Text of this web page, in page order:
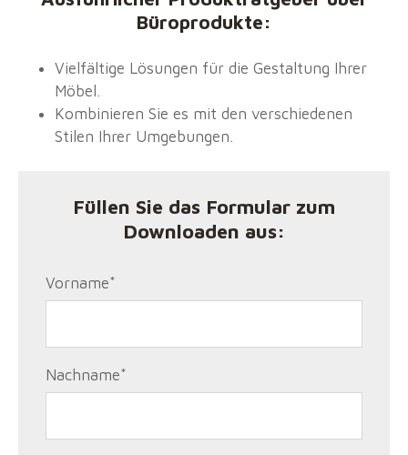
Büroprodukte:
Vielfältige Lösungen für die Gestaltung Ihrer
Möbel.
Kombinieren Sie es mit den verschiedenen
Stilen Ihrer Umgebungen.
Füllen Sie das Formular zum
Downloaden aus:
Vorname*
Nachname*